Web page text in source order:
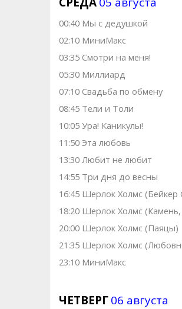
00:40 Мы с дедушкой
02:10 МиниМакс
03:35 Смотри на меня!
05:30 Миллиард
07:10 Свадьба по обмену
08:45 Тели и Толи
10:05 Ура! Каникулы!
11:50 Эта любовь
13:30 Любит не любит
14:55 Три дня до весны
16:45 Шерлок Холмс (Бейкер
18:20 Шерлок Холмс
20:00 Шерлок Холмс (Паяцы)
21:35 Шерлок Холмс
23:10 МиниМакс
ЧЕТВЕРГ06 августа